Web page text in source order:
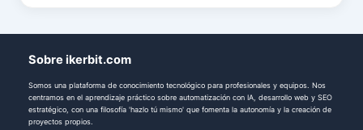
Sobre ikerbit.com
Somos una plataforma de conocimiento tecnológico para profesionales y equipos. Nos
centramos en el aprendizaje práctico sobre automatización con IA, desarrollo web y SEO
estratégico, con una filosofía 'hazlo tú mismo' que fomenta la autonomía y la creación de
proyectos propios.